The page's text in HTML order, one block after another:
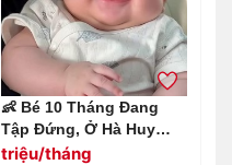
👶 Bé 10 Tháng Đang
Tập Đứng, Ở Hà Huy
Tập- Quận 7
triệu/tháng